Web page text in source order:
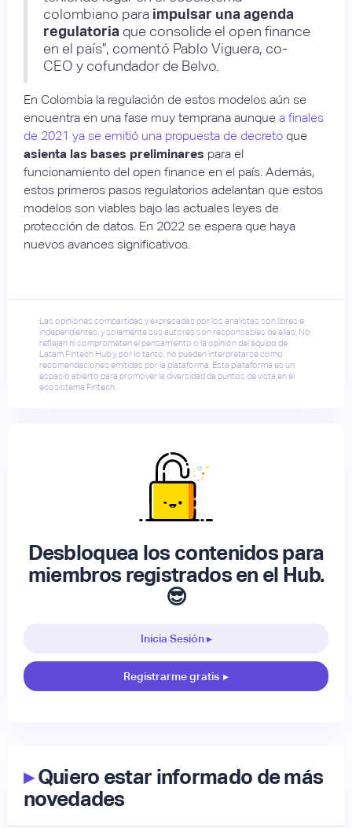
colombiano para impulsar una agenda
regulatoria que consolide el open finance
en el país”, comentó Pablo Viguera, co-
CEO y cofundador de Belvo.
En Colombia la regulación de estos modelos aún se
encuentra en una fase muy temprana aunque a finales
de 2021 ya se emitió una propuesta de decreto que
asienta las bases preliminares para el
funcionamiento del open finance en el país. Además,
estos primeros pasos regulatorios adelantan que estos
modelos son viables bajo las actuales leyes de
protección de datos. En 2022 se espera que haya
nuevos avances significativos.
Las opiniones compartidas y expresadas por los analistas son libres e
independientes, y solamente sus autores son responsables de ellas. No
reflejan ni comprometen el pensamiento o la opinión del equipo de
Latam Fintech Hub y, por lo tanto, no pueden interpretarse como
recomendaciones emitidas por la plataforma. Esta plataforma es un
espacio abierto para promover la diversidad de puntos de vista en el
ecosistema Fintech.
Desbloquea los contenidos para
miembros registrados en el Hub.
😎
Inicia Sesión ▸
Registrarme gratis ▸
▸Quiero estar informado de más
novedades